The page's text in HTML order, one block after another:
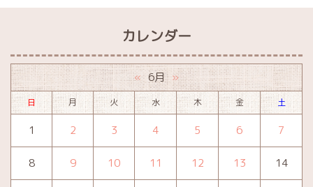
カレンダー
« 6月 »
日 月 火 水 木 金 土
1 2 3 4 5 6 7
8 9 10 11 12 13 14